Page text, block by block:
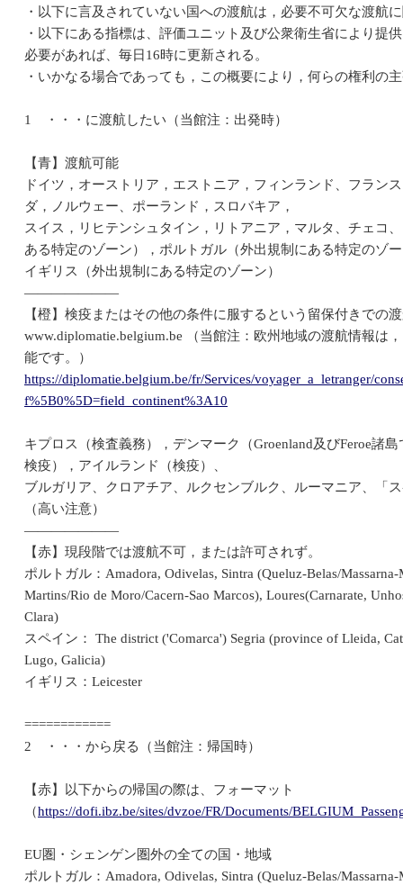
・以下に言及されていない国への渡航は，必要不可欠な渡航
・以下にある指標は、評価ユニット及び公衆衛生省により提
必要があれば、毎日16時に更新される。
・いかなる場合であっても，この概要により，何らの権利の
1 ・・・に渡航したい（当館注：出発時）
【青】渡航可能
ドイツ，オーストリア，エストニア，フィンランド、フラン
ダ，ノルウェー、ポーランド，スロバキア，
スイス，リヒテンシュタイン，リトアニア，マルタ、チェコ
ある特定のゾーン），ポルトガル（外出規制にある特定のゾ
イギリス（外出規制にある特定のゾーン）
―――――――
【橙】検疫またはその他の条件に服するという留保付きでの
www.diplomatie.belgium.be （当館注：欧州地域の渡航情報は
能です。）
https://diplomatie.belgium.be/fr/Services/voyager_a_letranger/
f%5B0%5D=field_continent%3A10
キプロス（検査義務），デンマーク（Groenland及びFeroe諸
検疫），アイルランド（検疫）、
ブルガリア、クロアチア、ルクセンブルク、ルーマニア、「
（高い注意）
―――――――
【赤】現段階では渡航不可，または許可されず。
ポルトガル：Amadora, Odivelas, Sintra (Queluz-Belas/
Martins/Rio de Moro/Cacern-Sao Marcos), Loures(Carnarate,
Clara)
スペイン： The district ('Comarca') Segria (province of Lleida,
Lugo, Galicia)
イギリス：Leicester
============
2 ・・・から戻る（当館注：帰国時）
【赤】以下からの帰国の際は、フォーマット
（https://dofi.ibz.be/sites/dvzoe/FR/Documents/
EU圏・シェンゲン圏外の全ての国・地域
ポルトガル：Amadora, Odivelas, Sintra (Queluz-Belas/